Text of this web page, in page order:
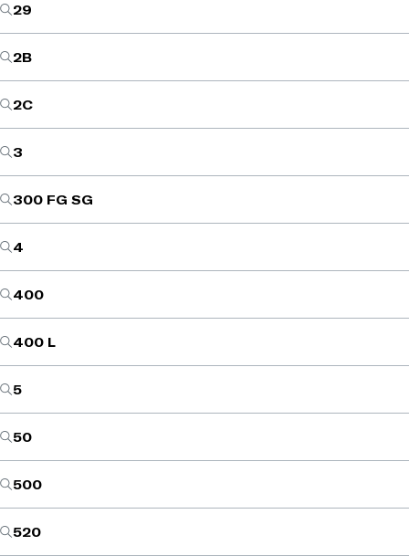
29
2B
2C
3
300 FG SG
4
400
400 L
5
50
500
520